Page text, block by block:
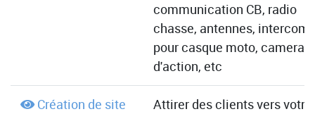
communication CB, radio
chasse, antennes, intercom
pour casque moto, camera
d'action, etc
Création de site
Attirer des clients vers votre